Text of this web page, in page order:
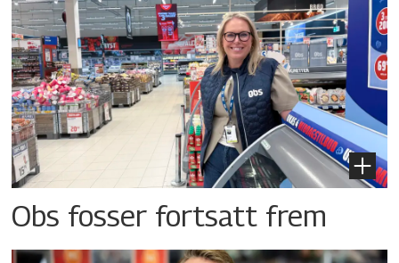
Obs fosser fortsatt frem